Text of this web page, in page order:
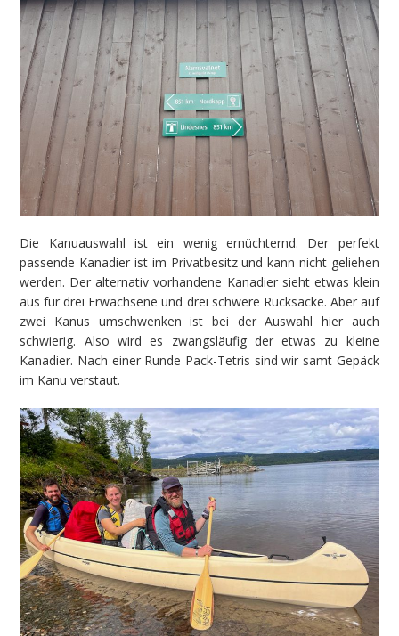
Die Kanuauswahl ist ein wenig ernüchternd. Der perfekt
passende Kanadier ist im Privatbesitz und kann nicht geliehen
werden. Der alternativ vorhandene Kanadier sieht etwas klein
aus für drei Erwachsene und drei schwere Rucksäcke. Aber auf
zwei Kanus umschwenken ist bei der Auswahl hier auch
schwierig. Also wird es zwangsläufig der etwas zu kleine
Kanadier. Nach einer Runde Pack-Tetris sind wir samt Gepäck
im Kanu verstaut.